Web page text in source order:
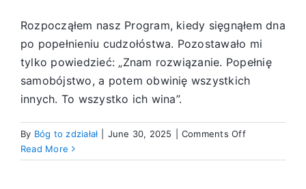
Rozpocząłem nasz Program, kiedy sięgnąłem dna
po popełnieniu cudzołóstwa. Pozostawało mi
tylko powiedzieć: „Znam rozwiązanie. Popełnię
samobójstwo, a potem obwinię wszystkich
innych. To wszystko ich wina”.
By Bóg to zdziałał June 30, 2025 Comments Offon
to
Read More